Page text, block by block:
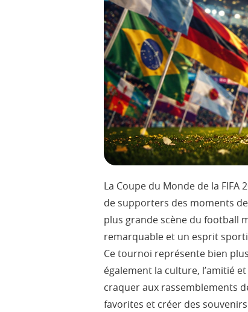
La Coupe du Monde de la
de supporters des moments
plus grande scène du football
remarquable et un esprit
Ce tournoi représente bien
également la culture, l’amitié
craquer aux rassemblements
favorites et créer des